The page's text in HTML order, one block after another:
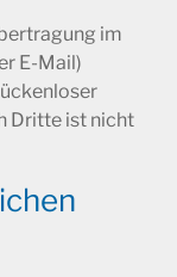
im
E-Mail)
Dritte ist nicht